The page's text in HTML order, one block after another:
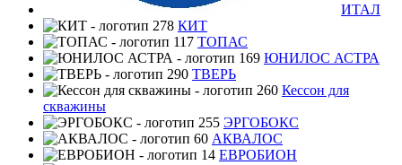
ИТАЛ
КИТ
ТОПАС
ЮНИЛОС АСТРА
ТВЕРЬ
Кессон для
скважины
ЭРГОБОКС
АКВАЛОС
ЕВРОБИОН